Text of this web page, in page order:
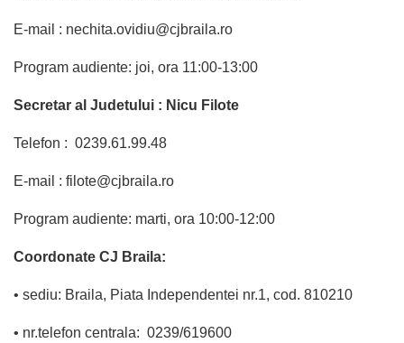
E-mail : nechita.ovidiu@cjbraila.ro
Program audiente: joi, ora 11:00-13:00
Secretar al Judetului : Nicu Filote
Telefon : 0239.61.99.48
E-mail : filote@cjbraila.ro
Program audiente: marti, ora 10:00-12:00
Coordonate CJ Braila:
• sediu: Braila, Piata Independentei nr.1, cod. 810210
• nr.telefon centrala: 0239/619600